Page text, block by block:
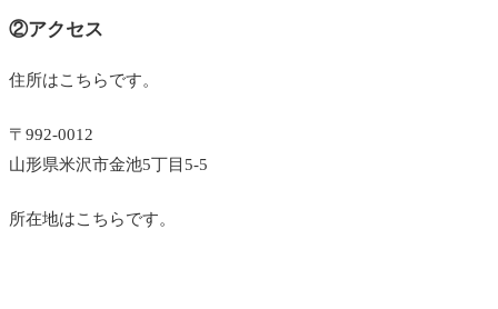
②アクセス
住所はこちらです。
〒 992-0012
山形県米沢市金池5丁目5-5
所在地はこちらです。